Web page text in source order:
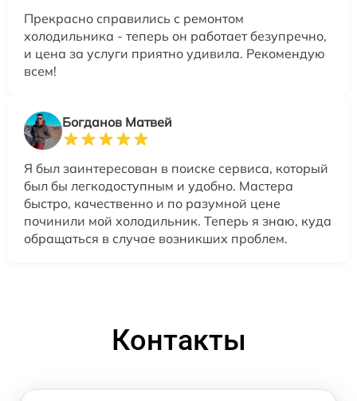
Прекрасно справились с ремонтом
холодильника - теперь он работает безупречно,
и цена за услуги приятно удивила. Рекомендую
всем!
Богданов Матвей
Я был заинтересован в поиске сервиса, который
был бы легкодоступным и удобно. Мастера
быстро, качественно и по разумной цене
починили мой холодильник. Теперь я знаю, куда
обращаться в случае возникших проблем.
Контакты